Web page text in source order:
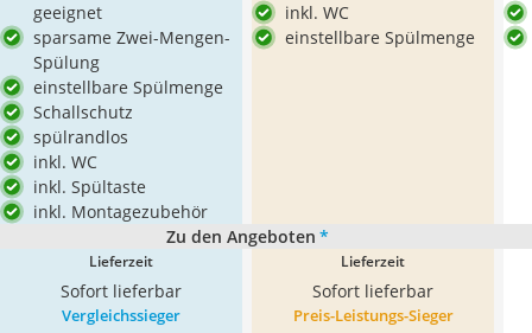
geeignet
sparsame Zwei-Mengen-
Spülung
einstellbare Spülmenge
Schallschutz
spülrandlos
inkl. WC
inkl. Spültaste
inkl. Montagezubehör
inkl. WC
einstellbare Spülmenge
Zu den Angeboten *
Lieferzeit
Sofort lieferbar
Lieferzeit
Sofort lieferbar
Vergleichssieger Preis-Leistungs-Sieger